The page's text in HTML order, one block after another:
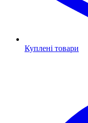
Куплені товари